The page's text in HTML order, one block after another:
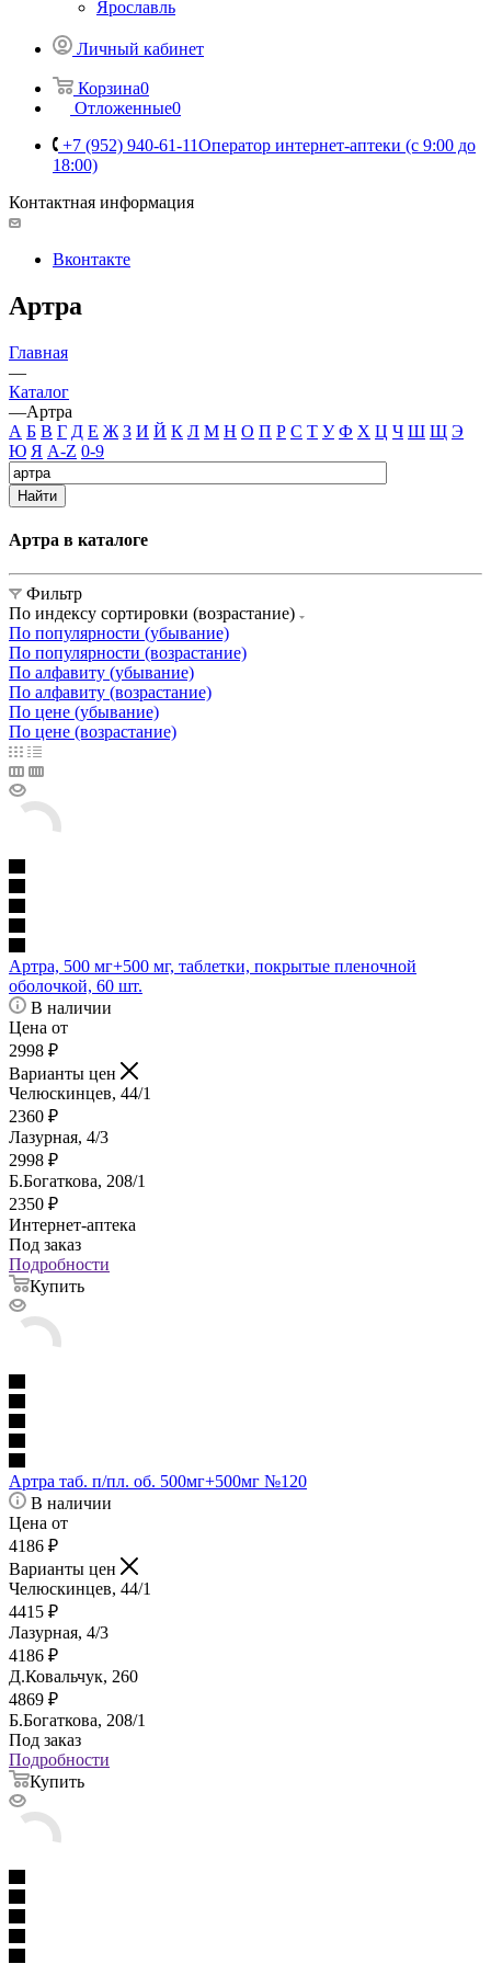
Ярославль
Личный кабинет
Корзина0
Отложенные0
+7 (952) 940-61-11Оператор интернет-аптеки (с 9:00 до
18:00)
Контактная информация
Вконтакте
Артра
Главная
—
Каталог
—Артра
А Б В Г Д Е Ж З И Й К Л М Н О П Р С Т У Ф Х Ц Ч Ш Щ Э
Ю Я A-Z 0-9
Найти
Артра в каталоге
Фильтр
По индексу сортировки (возрастание)
По популярности (убывание)
По популярности (возрастание)
По алфавиту (убывание)
По алфавиту (возрастание)
По цене (убывание)
По цене (возрастание)
Артра, 500 мг+500 мг, таблетки, покрытые пленочной
оболочкой, 60 шт.
В наличии
Цена от
2998 ₽
Варианты цен
Челюскинцев, 44/1
2360 ₽
Лазурная, 4/3
2998 ₽
Б.Богаткова, 208/1
2350 ₽
Интернет-аптека
Под заказ
Подробности
Купить
Артра таб. п/пл. об. 500мг+500мг №120
В наличии
Цена от
4186 ₽
Варианты цен
Челюскинцев, 44/1
4415 ₽
Лазурная, 4/3
4186 ₽
Д.Ковальчук, 260
4869 ₽
Б.Богаткова, 208/1
Под заказ
Подробности
Купить